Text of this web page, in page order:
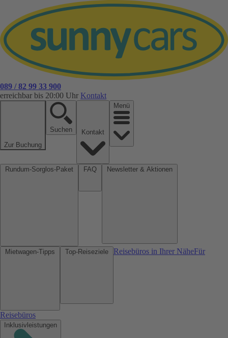
089 / 82 99 33 900
erreichbar bis 20:00 Uhr Kontakt
Zur Buchung
Suchen
Menü
Reisebüros in Ihrer NäheFür
Reisebüros
Inklusivleistungen